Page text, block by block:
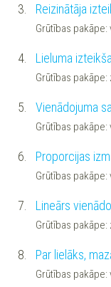
3. Reizinātāja
Grūtības pakāpe:
4. Lieluma
Grūtības pakāpe:
5. Vienādojuma
Grūtības pakāpe:
6. Proporcijas
Grūtības pakāpe:
7. Lineārs
Grūtības pakāpe:
8. Par lielāks,
Grūtības pakāpe: